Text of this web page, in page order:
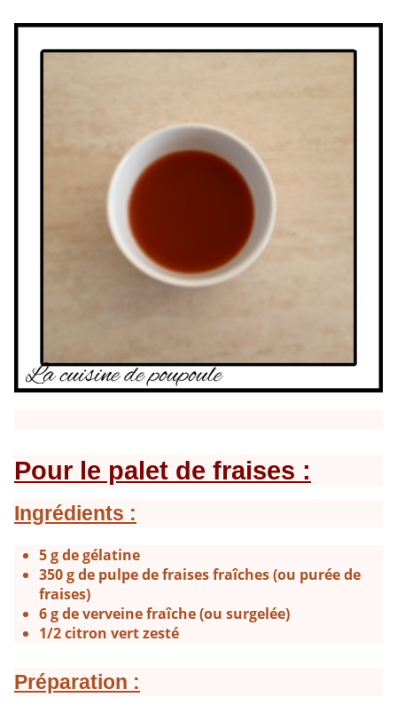
Pour le palet de fraises :
Ingrédients :
5 g de gélatine
350 g de pulpe de fraises fraîches (ou purée de
fraises)
6 g de verveine fraîche (ou surgelée)
1/2 citron vert zesté
Préparation :